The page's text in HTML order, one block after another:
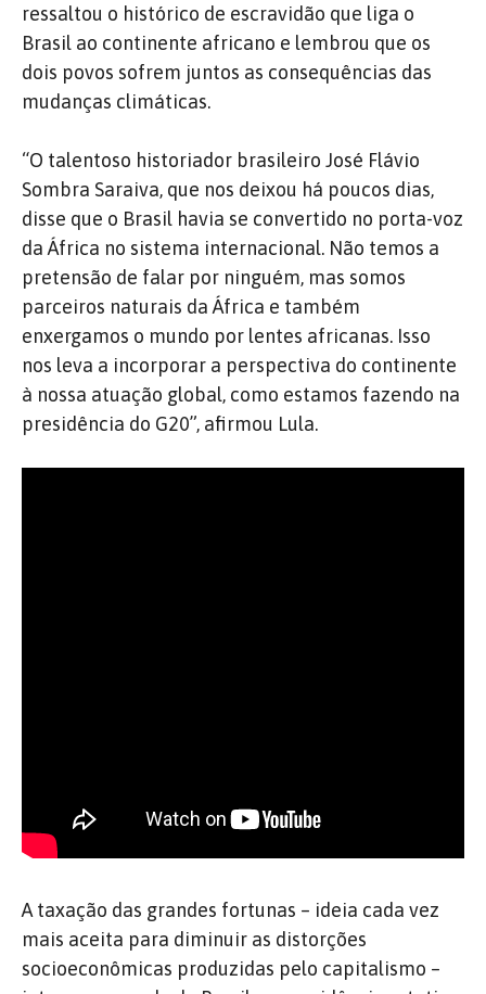
ressaltou o histórico de escravidão que liga o
Brasil ao continente africano e lembrou que os
dois povos sofrem juntos as consequências das
mudanças climáticas.
“O talentoso historiador brasileiro José Flávio
Sombra Saraiva, que nos deixou há poucos dias,
disse que o Brasil havia se convertido no porta-voz
da África no sistema internacional. Não temos a
pretensão de falar por ninguém, mas somos
parceiros naturais da África e também
enxergamos o mundo por lentes africanas. Isso
nos leva a incorporar a perspectiva do continente
à nossa atuação global, como estamos fazendo na
presidência do G20”, afirmou Lula.
A taxação das grandes fortunas – ideia cada vez
mais aceita para diminuir as distorções
socioeconômicas produzidas pelo capitalismo –